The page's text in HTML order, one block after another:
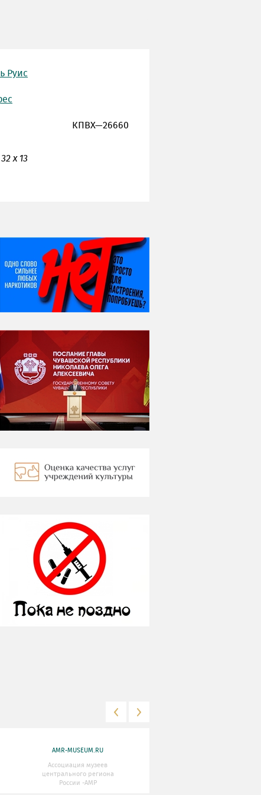
Руис
КПВХ—26660
х 13
НИ ДНЯ БЕЗ ДАТЫ...
06 августа
Яков Яковлевич
Вебер
AMR-MUSEUM.RU
Ассоциация музеев
центрального региона
России -АМР